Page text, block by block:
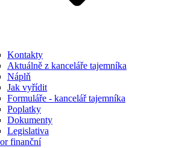
Kontakty
Aktuálně z kanceláře tajemníka
Náplň
Jak vyřídit
Formuláře - kancelář tajemníka
Poplatky
Dokumenty
Legislativa
finanční